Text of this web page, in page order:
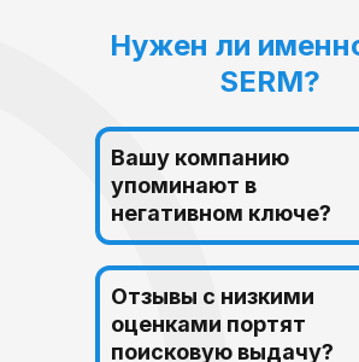
Нужен ли
SERM?
Вашу компанию
упоминают в
негативном ключе?
Отзывы с низкими
оценками портят
поисковую выдачу?